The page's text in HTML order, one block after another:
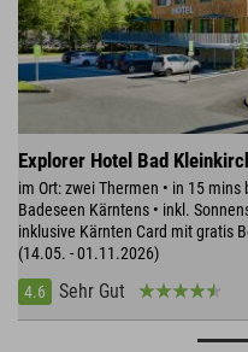
Explorer Hotel Bad
im Ort: zwei Thermen • in 15 mins
Badeseen Kärntens • inkl.
inklusive Kärnten Card mit gratis
(14.05. - 01.11.2026)
4.6
Sehr Gut